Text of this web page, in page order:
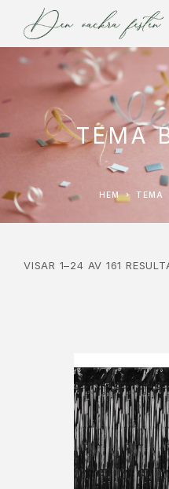
TEMA
HEM TEMA
VISAR 1–24 AV 161